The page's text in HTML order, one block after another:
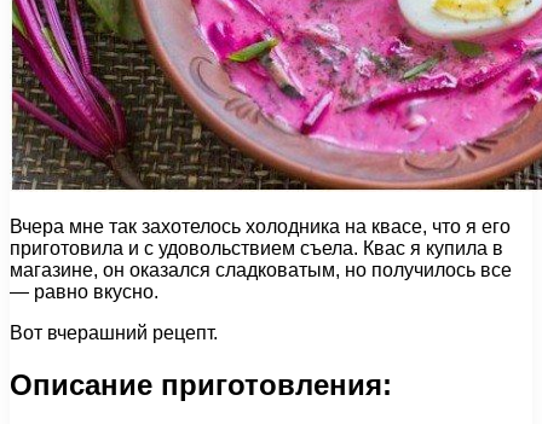
Вчера мне так захотелось холодника на квасе, что я его
приготовила и с удовольствием съела. Квас я купила в
магазине, он оказался сладковатым, но получилось все
— равно вкусно.
Вот вчерашний рецепт.
Описание приготовления: